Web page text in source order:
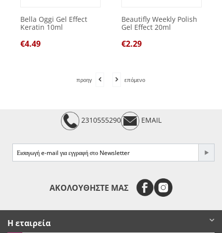
Bella Oggi Gel Effect
Keratin 10ml
€4.49
Beautifly Weekly Polish
Gel Effect 20ml
€2.29
προηγ επόμενο
2310555290 EMAIL
ΑΚΟΛΟΥΘΗΣΤΕ ΜΑΣ
Η εταιρεία